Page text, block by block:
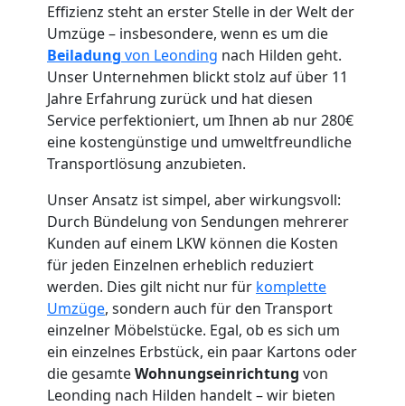
Effizienz steht an erster Stelle in der Welt der
Umzüge – insbesondere, wenn es um die
Beiladung von Leonding nach Hilden geht.
Unser Unternehmen blickt stolz auf über 11
Jahre Erfahrung zurück und hat diesen
Service perfektioniert, um Ihnen ab nur 280€
eine kostengünstige und umweltfreundliche
Transportlösung anzubieten.
Unser Ansatz ist simpel, aber wirkungsvoll:
Durch Bündelung von Sendungen mehrerer
Kunden auf einem LKW können die Kosten
für jeden Einzelnen erheblich reduziert
werden. Dies gilt nicht nur für komplette
Umzüge, sondern auch für den Transport
einzelner Möbelstücke. Egal, ob es sich um
ein einzelnes Erbstück, ein paar Kartons oder
die gesamteWohnungseinrichtung von
Leonding nach Hilden handelt – wir bieten
Umzugshelfer
Leonding
Möbeltaxi
Leonding
Kleintransport
Leonding